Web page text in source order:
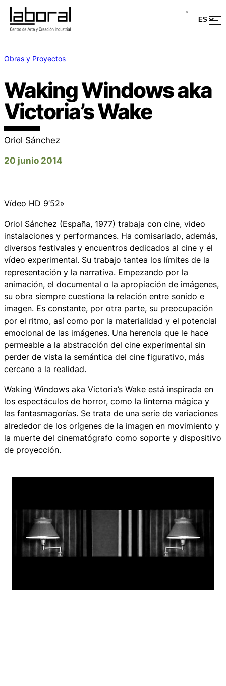
Obras y Proyectos
Waking Windows aka
Victoria’s Wake
Oriol Sánchez
20 junio 2014
Vídeo HD 9’52»
Oriol Sánchez (España, 1977) trabaja con cine, video
instalaciones y performances. Ha comisariado, además,
diversos festivales y encuentros dedicados al cine y el
vídeo experimental. Su trabajo tantea los límites de la
representación y la narrativa. Empezando por la
animación, el documental o la apropiación de imágenes,
su obra siempre cuestiona la relación entre sonido e
imagen. Es constante, por otra parte, su preocupación
por el ritmo, así como por la materialidad y el potencial
emocional de las imágenes. Una herencia que le hace
permeable a la abstracción del cine experimental sin
perder de vista la semántica del cine figurativo, más
cercano a la realidad.
Waking Windows aka Victoria’s Wake está inspirada en
los espectáculos de horror, como la linterna mágica y
las fantasmagorías. Se trata de una serie de variaciones
alrededor de los orígenes de la imagen en movimiento y
la muerte del cinematógrafo como soporte y dispositivo
de proyección.